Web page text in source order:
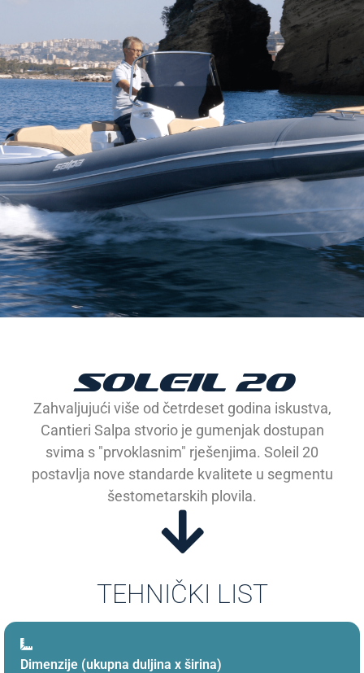
Jelovnik
SOLEIL 20
Zahvaljujući više od četrdeset godina iskustva,
Cantieri Salpa stvorio je gumenjak dostupan
svima s "prvoklasnim" rješenjima. Soleil 20
postavlja nove standarde kvalitete u segmentu
šestometarskih plovila.
TEHNIČKI LIST
Dimenzije (ukupna duljina x širina)